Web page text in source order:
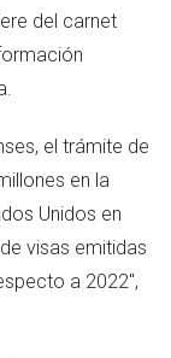
del carnet
el trámite de
en la
Unidos en
visas emitidas
a 2022",